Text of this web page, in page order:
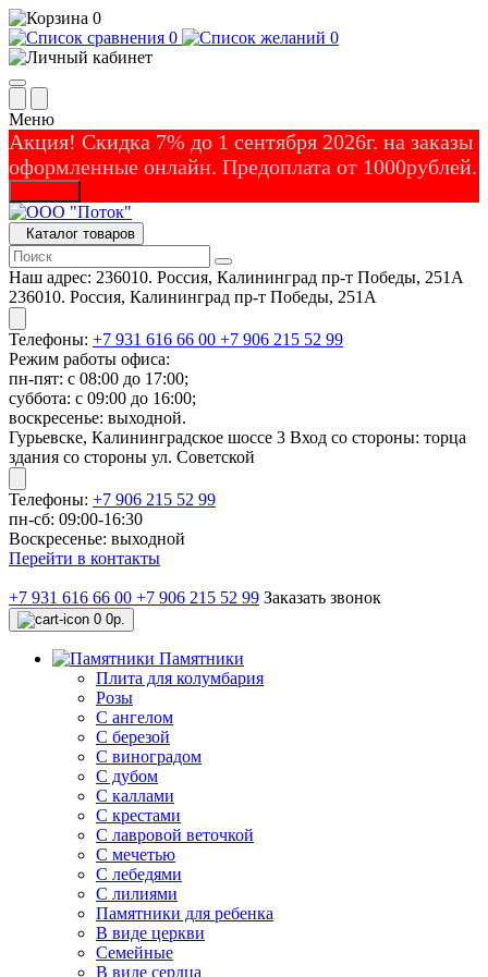
0
0
0
Меню
Акция! Скидка 7% до 1 сентября 2026г. на заказы
оформленные онлайн. Предоплата от 1000рублей.
Каталог товаров
Наш адрес: 236010. Россия, Калининград пр-т Победы, 251А
236010. Россия, Калининград пр-т Победы, 251А
Телефоны: +7 931 616 66 00 +7 906 215 52 99
Режим работы офиса:
пн-пят: с 08:00 до 17:00;
суббота: с 09:00 до 16:00;
воскресенье: выходной.
Гурьевске, Калининградское шоссе 3 Вход со стороны: торца
здания со стороны ул. Советской
Телефоны: +7 906 215 52 99
пн-сб: 09:00-16:30
Воскресенье: выходной
Перейти в контакты
+7 931 616 66 00 +7 906 215 52 99 Заказать звонок
0 0р.
Памятники
Плита для колумбария
Розы
C ангелом
C березой
С виноградом
С дубом
С каллами
С крестами
С лавровой веточкой
С мечетью
C лебедями
С лилиями
Памятники для ребенка
В виде церкви
Семейные
В виде сердца